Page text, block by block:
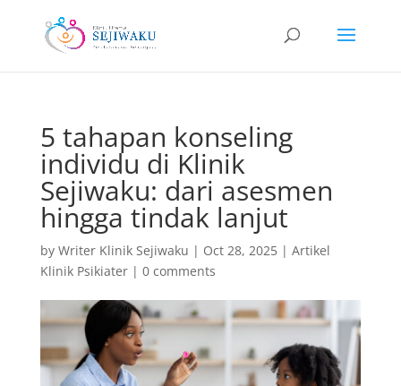
5 tahapan konseling
individu di Klinik
Sejiwaku: dari asesmen
hingga tindak lanjut
by Writer Klinik Sejiwaku | Oct 28, 2025| Artikel
Klinik Psikiater| 0 comments